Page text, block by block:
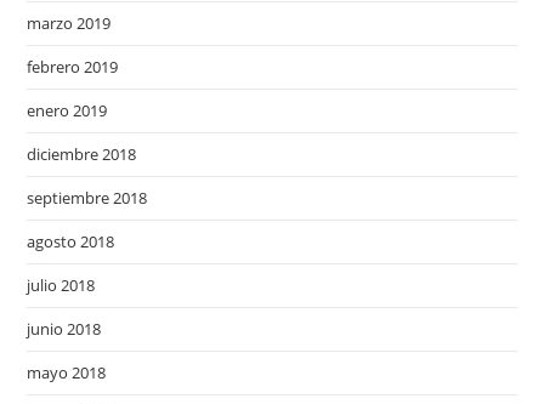
marzo 2019
febrero 2019
enero 2019
diciembre 2018
septiembre 2018
agosto 2018
julio 2018
junio 2018
mayo 2018